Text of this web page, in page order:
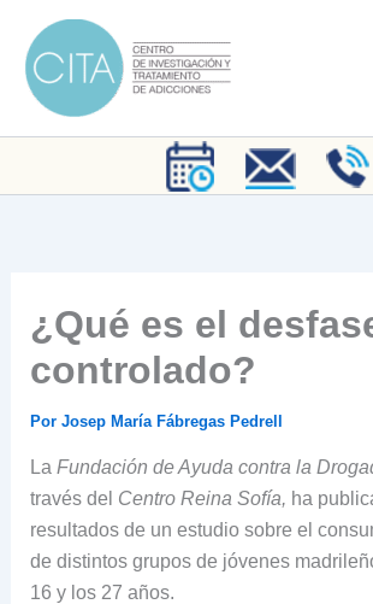
contenido
¿Qué es el
controlado?
Por Josep María Fábregas Pedrell
La Fundación de Ayuda contra la
través del Centro Reina Sofía, ha
resultados de un estudio sobre el
de distintos grupos de jóvenes
16 y los 27 años.